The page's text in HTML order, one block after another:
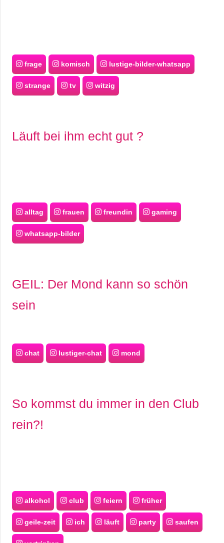
frage komisch lustige-bilder-whatsapp
strange tv witzig
Läuft bei ihm echt gut ?
alltag frauen freundin gaming
whatsapp-bilder
GEIL: Der Mond kann so schön
sein
chat lustiger-chat mond
So kommst du immer in den Club
rein?!
alkohol club feiern früher
geile-zeit ich läuft party saufen